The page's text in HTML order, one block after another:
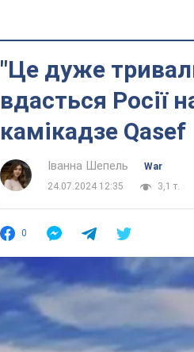
"Це дуже
вдасться Росії
камікадзе Qasef
Іванна Шепель
War
24.07.2024 12:35
3,1 т.
0